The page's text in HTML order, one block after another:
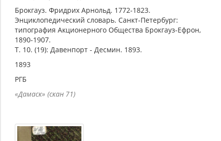
Брокгауз. Фридрих Арнольд. 1772-1823.
Энциклопедический словарь. Санкт-Петербург:
типография Акционерного Общества Брокгауз-Ефрон,
1890-1907.
Т. 10. (19): Давенпорт - Десмин. 1893.
1893
РГБ
«Дамаск» (скан 71)